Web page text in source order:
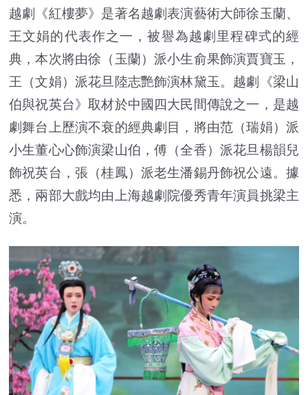
越劇《紅樓夢》是著名越劇表演藝術大師徐玉蘭、
王文娟的代表作之一，被譽為越劇里程碑式的經
典，本次將由徐（玉蘭）派小生俞果飾演賈寶玉，
王（文娟）派花旦陸志艷飾演林黛玉。越劇《梁山
伯與祝英台》取材於中國四大民間傳說之一，是越
劇舞台上歷演不衰的經典劇目，將由范（瑞娟）派
小生董心心飾演梁山伯，傅（全香）派花旦楊韻兒
飾祝英台，張（桂鳳）派老生潘錫丹飾祝公遠。據
悉，兩部大戲均由上海越劇院優秀青年演員挑梁主
演。